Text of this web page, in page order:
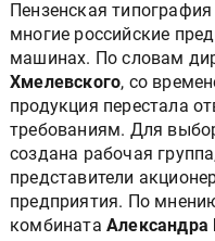
Пензенская
многие российские
машинах. По словам
Хмелевского, со
продукция перестала
требованиям. Для
создана рабочая
представители
предприятия. По
комбината Александра